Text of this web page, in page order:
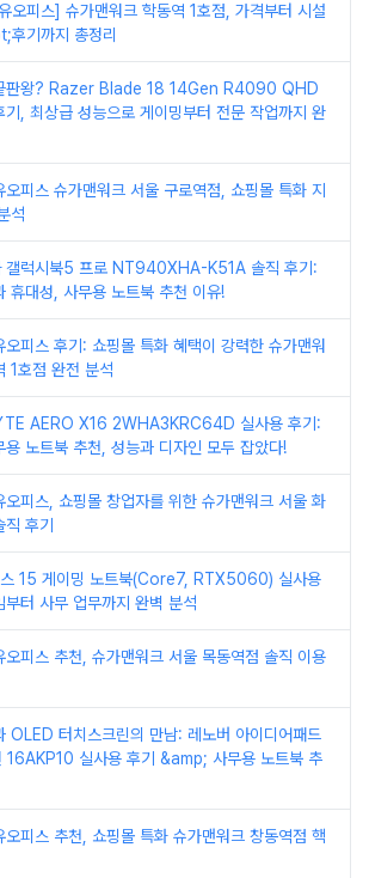
오피스] 슈가맨워크 학동역 1호점, 가격부터 시설
후기까지 총정리
판왕? Razer Blade 18 14Gen R4090 QHD
기, 최상급 성능으로 게이밍부터 전문 작업까지 완
오피스 슈가맨워크 서울 구로역점, 쇼핑몰 특화 지
석
갤럭시북5 프로 NT940XHA-K51A 솔직 후기:
휴대성, 사무용 노트북 추천 이유!
오피스 후기: 쇼핑몰 특화 혜택이 강력한 슈가맨워
1호점 완전 분석
AERO X16 2WHA3KRC64D 실사용 후기:
용 노트북 추천, 성능과 디자인 모두 잡았다!
오피스, 쇼핑몰 창업자를 위한 슈가맨워크 서울 화
후기
15 게이밍 노트북(Core7, RTX5060) 실사용
부터 사무 업무까지 완벽 분석
오피스 추천, 슈가맨워크 서울 목동역점 솔직 이용
OLED 터치스크린의 만남: 레노버 아이디어패드
16AKP10 실사용 후기 &amp; 사무용 노트북 추
오피스 추천, 쇼핑몰 특화 슈가맨워크 창동역점 핵